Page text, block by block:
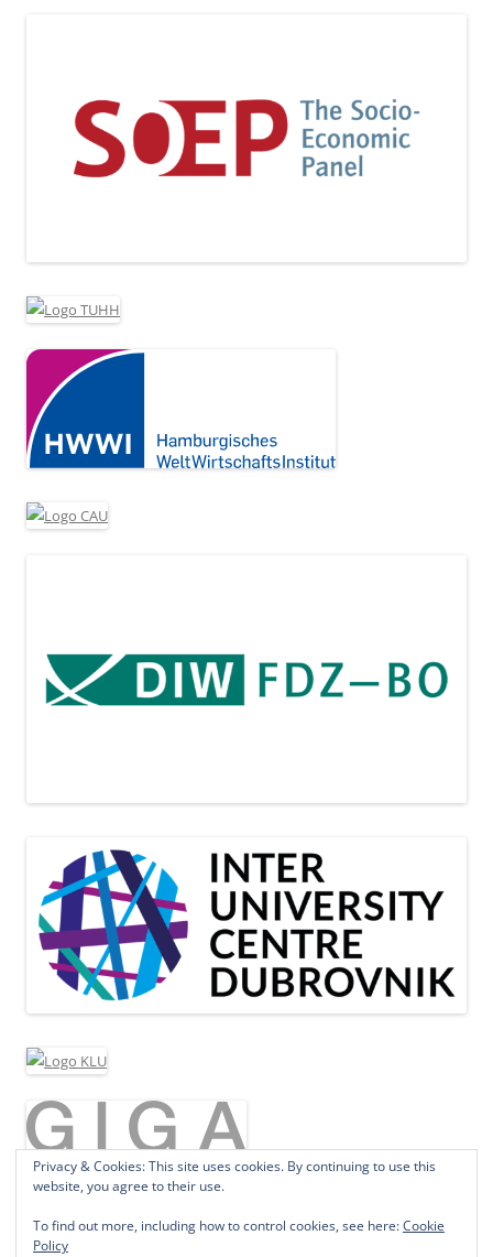
Privacy & Cookies: This site uses cookies. By continuing to use this
website, you agree to their use.
To find out more, including how to control cookies, see here:Cookie
Policy